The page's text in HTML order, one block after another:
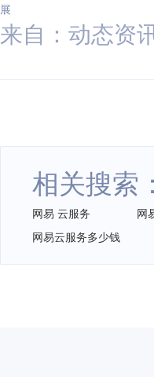
展
来自：动态资
相关搜索：
网易 云服务 网
网易云服务多少钱